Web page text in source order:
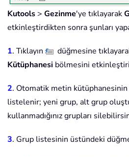
Kutools > Gezinme'ye tıklayarak
etkinleştirdikten sonra şunları
1. Tıklayın düğmesine
Kütüphanesi bölmesini
2. Otomatik metin kütüphanesinin
listelenir; yeni grup, alt grup
kullanmadığınız grupları
3. Grup listesinin üstündeki